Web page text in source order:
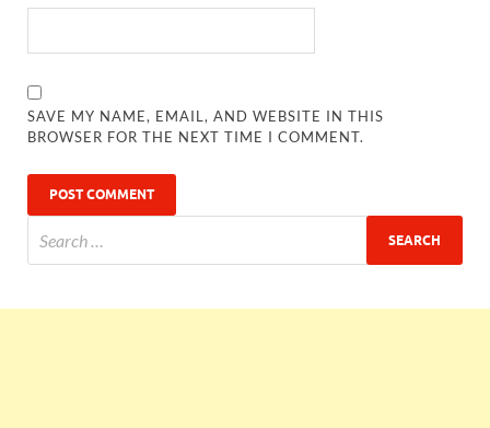
SAVE MY NAME, EMAIL, AND WEBSITE IN THIS
BROWSER FOR THE NEXT TIME I COMMENT.